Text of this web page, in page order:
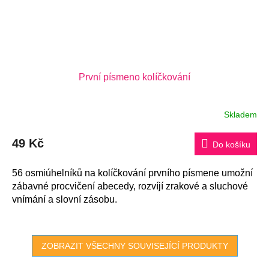
První písmeno kolíčkování
je
5
hvězdiček.
Skladem
49 Kč Do košíku
56 osmiúhelníků na kolíčkování prvního písmene umožní
zábavné procvičení abecedy, rozvíjí zrakové a sluchové
vnímání a slovní zásobu.
ZOBRAZIT VŠECHNY SOUVISEJÍCÍ PRODUKTY